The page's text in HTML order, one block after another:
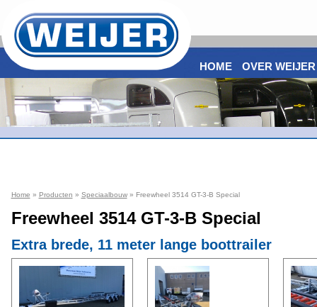
Home » Producten » Speciaalbouw» Freewheel 3514 GT-3-B Special
Freewheel 3514 GT-3-B Special
Extra brede, 11 meter lange boottrailer
HOME OVER WEIJER